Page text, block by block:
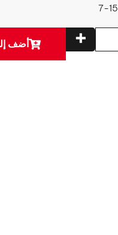
7-15
+ أضف